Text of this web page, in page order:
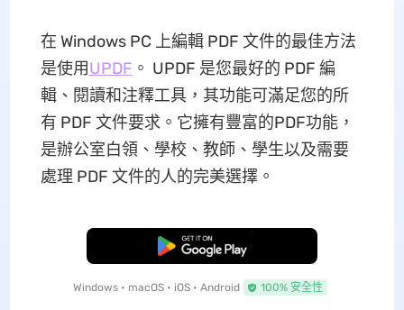
在 Windows PC 上編輯 PDF 文件的最佳方法
是使用UPDF 。 UPDF 是您最好的 PDF 編
輯、閱讀和注釋工具，其功能可滿足您的所
有 PDF 文件要求。它擁有豐富的PDF功能，
是辦公室白領、學校、教師、學生以及需要
處理 PDF 文件的人的完美選擇。
免費下載
Windows • macOS • iOS • Android 100% 安全性